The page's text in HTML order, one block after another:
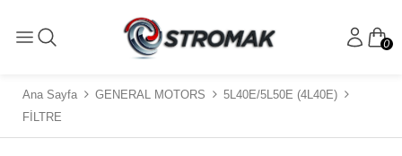
0
Ana Sayfa GENERAL MOTORS
5L40E/5L50E (4L40E)
FİLTRE